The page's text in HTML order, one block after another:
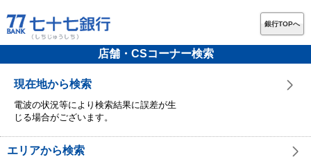
銀行TOPへ
店舗・CSコーナー検索
現在地から検索
電波の状況等により検索結果に誤差が生
じる場合がございます。
エリアから検索